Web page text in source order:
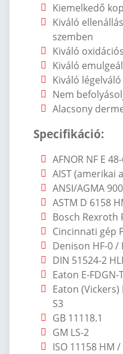
Kiemelkedő kop
Kiváló
szemben
Kiváló
Kiváló
Kiváló
Nem
Alacsony
Specifikáció:
AFNOR NF E
AIST (amerikai
ANSI/AGMA
ASTM D 6158
Bosch Rexroth
Cincinnati gép
Denison HF-0 /
DIN 51524-2
Eaton E-FDGN-
Eaton (Vickers)
S3
GB 11118.1
GM LS-2
ISO 11158 HM